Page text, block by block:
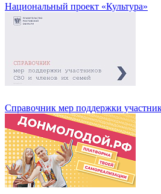
Национальный проект «Культура»
Справочник мер поддержки